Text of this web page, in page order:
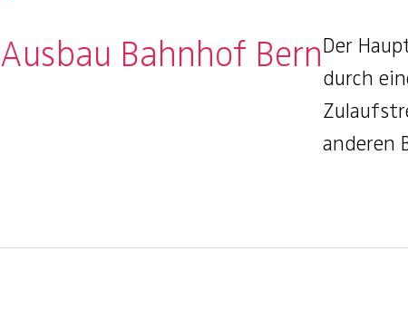
Ausbau Bahnhof BernDer
durch
anderen